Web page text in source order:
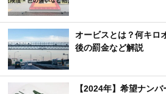
オービスとは？何キロ
後の罰金など解説
【2024年】希望ナン